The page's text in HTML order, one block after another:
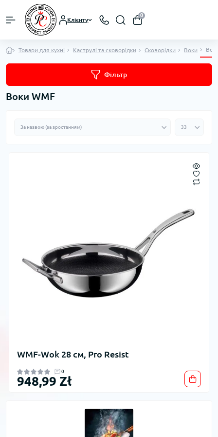
Клієнту
0
Товари для кухні Каструлі та сковорідки Сковорідки Воки
Фільтр
Воки WMF
WMF-Wok 28 см, Pro Resist
0
948,99 Zł